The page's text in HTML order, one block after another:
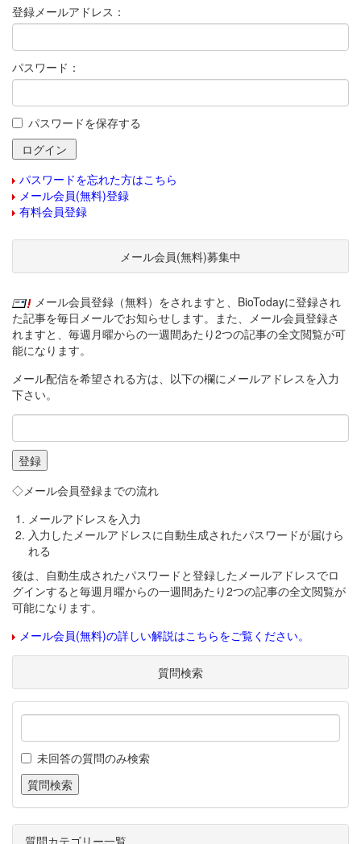
登録メールアドレス：
パスワード：
パスワードを保存する
パスワードを忘れた方はこちら
メール会員(無料)登録
有料会員登録
メール会員(無料)募集中
メール会員登録（無料）をされますと、BioTodayに登録され
た記事を毎日メールでお知らせします。また、メール会員登録さ
れますと、毎週月曜からの一週間あたり2つの記事の全文閲覧が可
能になります。
メール配信を希望される方は、以下の欄にメールアドレスを入力
下さい。
◇メール会員登録までの流れ
メールアドレスを入力
入力したメールアドレスに自動生成されたパスワードが届けら
れる
後は、自動生成されたパスワードと登録したメールアドレスでロ
グインすると毎週月曜からの一週間あたり2つの記事の全文閲覧が
可能になります。
メール会員(無料)の詳しい解説はこちらをご覧ください。
質問検索
未回答の質問のみ検索
質問カテゴリー一覧